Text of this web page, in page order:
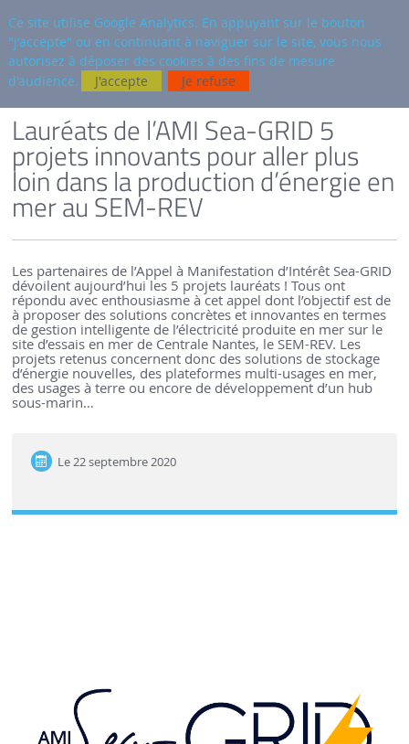
fr
Ce site utilise Google Analytics. En appuyant sur le bouton
"j'accepte" ou en continuant à naviguer sur le site, vous nous
autorisez à déposer des cookies à des fins de mesure
d'audience.
J'accepte Je refuse
Lauréats de l’AMI Sea-GRID 5
projets innovants pour aller plus
loin dans la production d’énergie en
mer au SEM-REV
Les partenaires de l’Appel à Manifestation d’Intérêt Sea-GRID
dévoilent aujourd’hui les 5 projets lauréats ! Tous ont
répondu avec enthousiasme à cet appel dont l’objectif est de
à proposer des solutions concrètes et innovantes en termes
de gestion intelligente de l’électricité produite en mer sur le
site d’essais en mer de Centrale Nantes, le SEM-REV. Les
projets retenus concernent donc des solutions de stockage
d’énergie nouvelles, des plateformes multi-usages en mer,
des usages à terre ou encore de développement d’un hub
sous-marin…
Le22 septembre 2020